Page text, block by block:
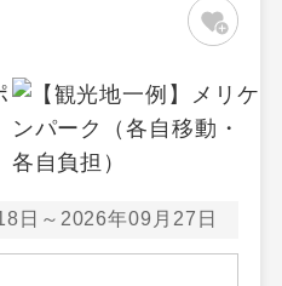
日～2026年09月27日